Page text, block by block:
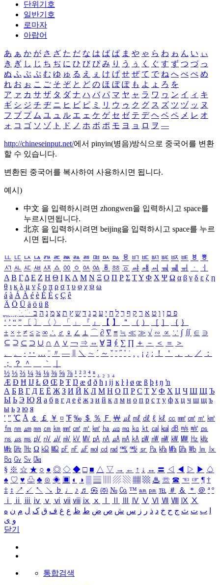
단위기호
일반기호
로마자
아랍어
あ ぁ か が さ ざ た だ な は ば ぱ ま や ゃ ら わ ゎ ん い ぃ
き ぎ し じ ち ぢ に ひ び ぴ み り う ぅ く ぐ す ず つ づ っ
ぬ ふ ぶ ぷ む ゆ ゅ る え ぇ け げ せ ぜ て で ね へ べ ぺ め
れ お ぉ こ ご そ ぞ と ど の ほ ぼ ぽ も よ ょ ろ を
ア ァ カ サ ザ タ ダ ナ ハ バ パ マ ヤ ャ ラ ワ ヮ ン イ ィ キ
ギ シ ジ チ ヂ ニ ヒ ビ ピ ミ リ ウ ゥ ク グ ス ズ ツ ヅ ッ ヌ
フ ブ プ ム ユ ュ ル エ ェ ケ ゲ セ ゼ テ デ ヘ ベ ペ メ レ オ
ォ コ ゴ ソ ゾ ト ド ノ ホ ボ ポ モ ヨ ョ ロ ヲ ―
http://chineseinput.net/에서 pinyin(병음)방식으로 중국어를 변환
할 수 있습니다.
변환된 중국어를 복사하여 사용하시면 됩니다.
예시)
中文 을 입력하시려면 zhongwen을 입력하시고 space를
누르시면됩니다.
北京 을 입력하시려면 beijing을 입력하시고 space를 누르
시면 됩니다.
ㅥ ㅦ ㅧ ㅨ ㅩ ㅪ ㅫ ㅬ ㅭ ㅮ ㅯ ㅰ ㅱ ㅲ ㅳ ㅴ ㅵ ㅶ ㅷ ㅸ
ㅹ
ㅺ ㅻ ㅼ ㅽ ㅾ ㅿ ㆀ ㆁ ㆂ ㆃ ㆄ ㆅ ㆆ ㆇ ㆈ ㆉ ㆊ ㆋ ㆌ ㆍ
ㆎ
Α Β ΓΔ Ε Ζ Η Θ Ι ΚΛ Μ Ν Ξ Ο Π Ρ Σ ΤΥ Φ Χ Ψ Ω α β γ δ ε ζ η
θ ι κ λ μ ν ξ ο π ρ σ τ υ φ χ ψ ω
á à Á À é è É È ç Ç ê
Ä Ö Ü ä ö ü ß
ִֶֹ ֻּ ׁׂ פ ם ן ו ט א ר ק ף ך ל ח י ע כ ג ד ש ץ ת צ מ נ ה ב
‘ ’ “ ” 〔 〕 〈 〉 「 」 『 』 【 】 ＂ （ ） ［ ］ ｛ ｝
± × ÷ ≠ ≤ ≥ ∞ ∴ ♂ ♀ ∠ ⊥ ⌒ ∂ ∇ ≡ ≒ ≪ ≫ √ ∽ ∝ ∵ ∫ ∬ ∈ ∋
⊆ ⊇ ⊂ ⊃ ∪ ∩ ∧ ∨ ￢ ⇒ ⇔ ∀ ∃ ∮ ∑ ∏ ＋ － ＜ ＝
＞
、
。 · ‥ … ¨ 〃 ― ＼ ∼ ´ ～ ˇ ˘ ˝ ˚ ˙ ¸ ¡ ¿ ː ！ ＇ ， ． ／
：
；
？ ＾ ｀
½ ⅓ ⅔ ¼ ¾ ⅛ ⅜ ⅝ ⅞ ¹ ² ³ ⁴ ⁿ ₁ ₂ ₃ ₄
Æ Ð Ħ Ĳ Ł Ø Œ Þ Ŧ Ŋ æ đ ð ħ ı ĳ ĸ ŀ ł ø œ ß þ ŧ ŋ ŉ
А Б В Г Д Е Ё Ж З И Й К Л М Н О П Р С Т У Ф Х Ц Ч Ш Щ Ъ
Ы Ь Э Ю Я а б в г д е ё ж з и й к л м н о п р с т у ф х ц ч ш щ ъ
ы ь э ю я
′ ″ ℃ Å ￠ ￡ ￥ ¤ ℉ ‰ ＄ ％ Ｆ ￦ ㎕ ㎖ ㎗ ℓ ㎘ ㏄ ㎣ ㎤ ㎥ ㎦
㎙ ㎚ ㎛ ㎜ ㎝ ㎞ ㎟ ㎠ ㎡ ㎢ ㏊ ㎍ ㎎ ㎏ ㏏ ㎈ ㎉ ㏈ ㎧ ㎨ ㎰
㎱ ㎲ ㎳ ㎴ ㎵ ㎶ ㎷ ㎸ ㎹ ㎀ ㎁ ㎂ ㎃ ㎄ ㎺ ㎻ ㎽ ㎾ ㎿ ㎐ ㎑
㎒ ㎓ ㎔ Ω ㏀ ㏁ ㎊ ㎋ ㎌ ㏖ ㏅ ㎭ ㎮ ㎯ ㏛ ㎩ ㎪ ㎫ ㎬ ㏝ ㏐
㏓
㏃ ㏉ ㏜ ㏆
§ ※ ☆ ★ ○ ● ◎ ◇ ◆ □ ■ △ ▽ → ← ↑ ↓ ↔ 〓 ◁ ◀ ▷ ▶ ♤
♠ ♡ ♥ ♧ ♣ ⊙ ◈ ▣ ◐ ◑ ▒ ▤ ▨ ▧ ▦ ▩ ♨ ☏ ☎ ☜ ☞ ¶ †
‡ ↕ ↗ ↙ ↖ ↘ ♭ ♩ ♪ ♬ ㉿ ㈜ № ㏇ ™ ㏂ ㏘ ℡ ＃ ＆ ＊ ＠ ª º
ⅰ
ⅱ ⅲ ⅳ ⅴ ⅵ ⅶ ⅷ ⅸ ⅹ Ⅳ Ⅴ Ⅵ Ⅶ Ⅷ Ⅸ Ⅹ
ب ت ث ج ح خ د ذ ر ز س ش ص ض ط ظ ع غ ف ق ک ل م ن ه
و ی
닫기
통합검색